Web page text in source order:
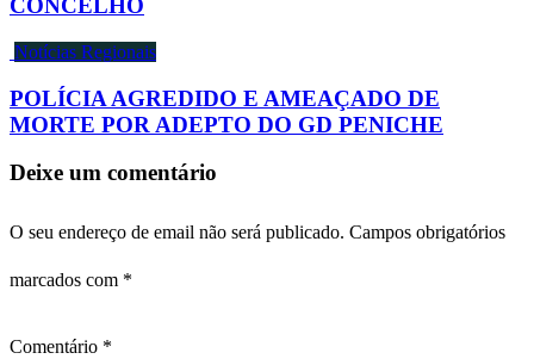
CONCELHO
Notícias Regionais
POLÍCIA AGREDIDO E AMEAÇADO DE
MORTE POR ADEPTO DO GD PENICHE
Deixe um comentário
O seu endereço de email não será publicado. Campos obrigatórios
marcados com *
Comentário *